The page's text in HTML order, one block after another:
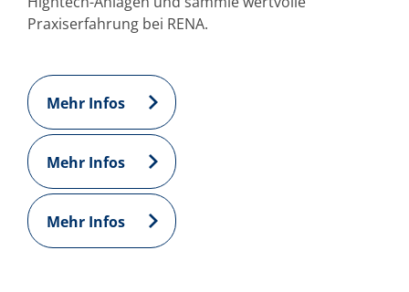
Praxiserfahrung bei RENA.
Mehr Infos
Mehr Infos
Mehr Infos